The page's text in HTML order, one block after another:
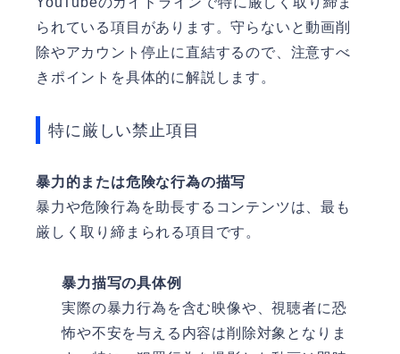
られている項目があります。守らないと動画削
除やアカウント停止に直結するので、注意すべ
きポイントを具体的に解説します。
特に厳しい禁止項目
暴力的または危険な行為の描写
暴力や危険行為を助長するコンテンツは、最も
厳しく取り締まられる項目です。
暴力描写の具体例
実際の暴力行為を含む映像や、視聴者に恐
怖や不安を与える内容は削除対象となりま